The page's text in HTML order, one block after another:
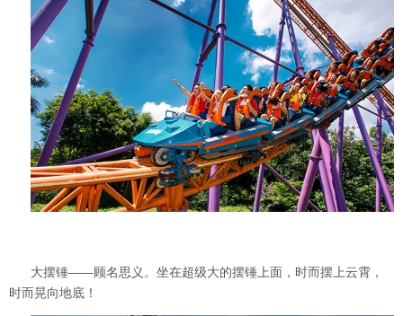
大摆锤——顾名思义。坐在超级大的摆锤上面，时而摆上云霄，
时而晃向地底！